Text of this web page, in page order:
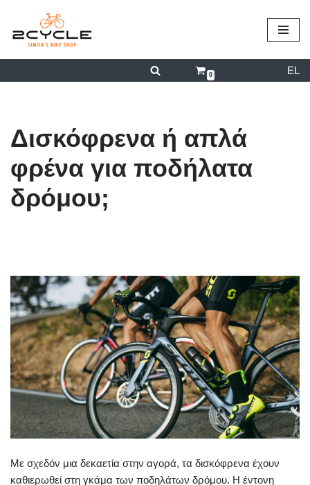
περιεχόμενο
Μεταπηδήστε
0 EL
Δισκόφρενα ή απλά
φρένα για ποδήλατα
δρόμου;
Με σχεδόν μια δεκαετία στην αγορά, τα δισκόφρενα έχουν
καθιερωθεί στη γκάμα των ποδηλάτων δρόμου. Η έντονη